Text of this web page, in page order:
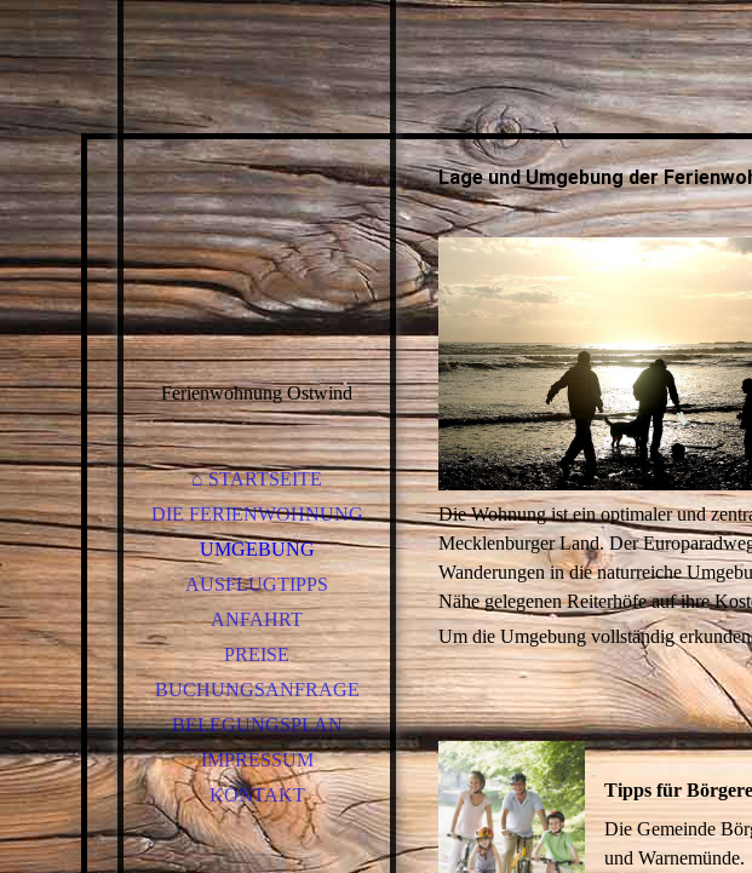
Ferienwohnung Ostwind
⌂ STARTSEITE
DIE FERIENWOHNUNG
UMGEBUNG
AUSFLUGTIPPS
ANFAHRT
PREISE
BUCHUNGSANFRAGE
BELEGUNGSPLAN
IMPRESSUM
KONTAKT
Lage und Umgebung der
Die Wohnung ist ein optimaler und
Mecklenburger Land. Der
Wanderungen in die naturreiche
Nähe gelegenen Reiterhöfe auf ihre
Um die Umgebung vollständig
Tipps für
Die Gemeinde
und Warnemünde.